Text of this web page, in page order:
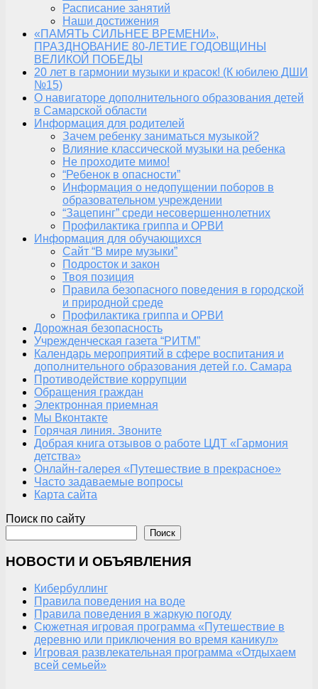
Расписание занятий
Наши достижения
«ПАМЯТЬ СИЛЬНЕЕ ВРЕМЕНИ»,
ПРАЗДНОВАНИЕ 80-ЛЕТИЕ ГОДОВЩИНЫ
ВЕЛИКОЙ ПОБЕДЫ
20 лет в гармонии музыки и красок! (К юбилею ДШИ
№15)
О навигаторе дополнительного образования детей
в Самарской области
Информация для родителей
Зачем ребенку заниматься музыкой?
Влияние классической музыки на ребенка
Не проходите мимо!
“Ребенок в опасности”
Информация о недопущении поборов в
образовательном учреждении
“Зацепинг” среди несовершеннолетних
Профилактика гриппа и ОРВИ
Информация для обучающихся
Сайт “В мире музыки”
Подросток и закон
Твоя позиция
Правила безопасного поведения в городской
и природной среде
Профилактика гриппа и ОРВИ
Дорожная безопасность
Учрежденческая газета “РИТМ”
Календарь мероприятий в сфере воспитания и
дополнительного образования детей г.о. Самара
Противодействие коррупции
Обращения граждан
Электронная приемная
Мы Вконтакте
Горячая линия. Звоните
Добрая книга отзывов о работе ЦДТ «Гармония
детства»
Онлайн-галерея «Путешествие в прекрасное»
Часто задаваемые вопросы
Карта сайта
Поиск по сайту
Поиск
НОВОСТИ И ОБЪЯВЛЕНИЯ
Кибербуллинг
Правила поведения на воде
Правила поведения в жаркую погоду
Сюжетная игровая программа «Путешествие в
деревню или приключения во время каникул»
Игровая развлекательная программа «Отдыхаем
всей семьей»